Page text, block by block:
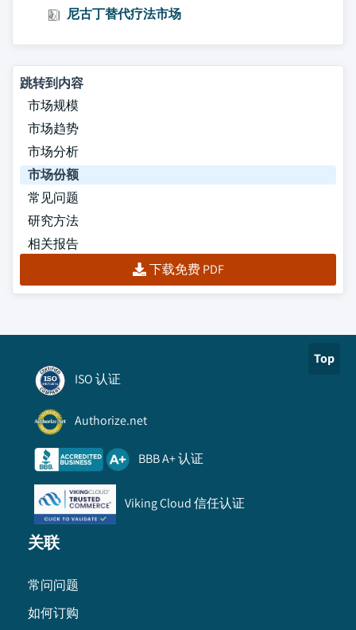
尼古丁替代疗法市场
跳转到内容
市场规模
市场趋势
市场分析
市场份额
常见问题
研究方法
相关报告
下载免费 PDF
Top
ISO 认证
Authorize.net
BBB A+ 认证
Viking Cloud 信任认证
关联
常问问题
如何订购